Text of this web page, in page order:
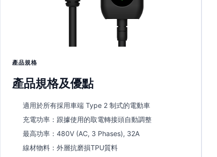
產品規格
產品規格及優點
適用於所有採用車端 Type 2 制式的電動車
充電功率：跟據使用的取電轉接頭自動調整
最高功率：480V (AC, 3 Phases), 32A
線材物料：外層抗磨損TPU質料